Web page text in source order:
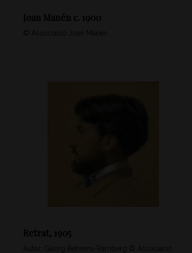
Joan Manén c. 1900
© Associació Joan Manén
Retrat, 1905
Autor: Georg Behrens-Ramberg © Associació